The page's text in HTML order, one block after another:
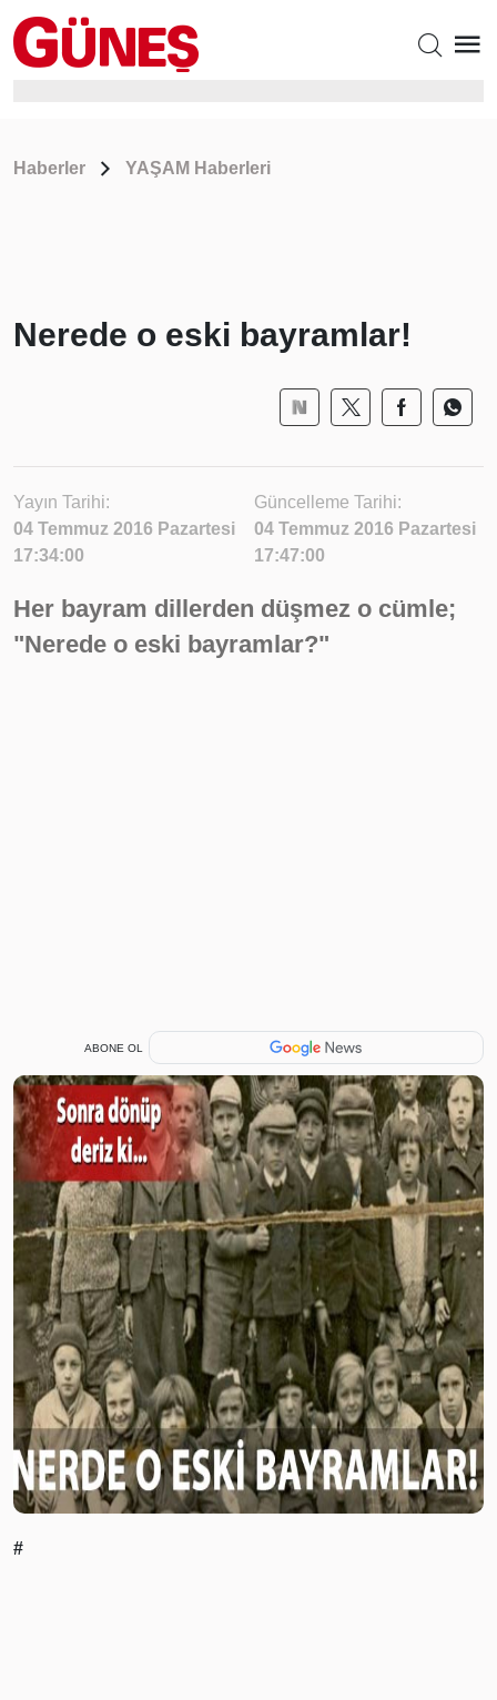
Haberler YAŞAM Haberleri
Nerede o eski bayramlar!
Yayın Tarihi:
04 Temmuz 2016 Pazartesi
17:34:00
Güncelleme Tarihi:
04 Temmuz 2016 Pazartesi
17:47:00
Her bayram dillerden düşmez o cümle;
"Nerede o eski bayramlar?"
ABONE OL
#